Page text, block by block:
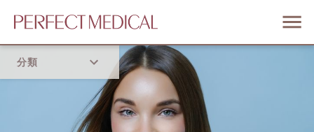
分類
流行趨勢